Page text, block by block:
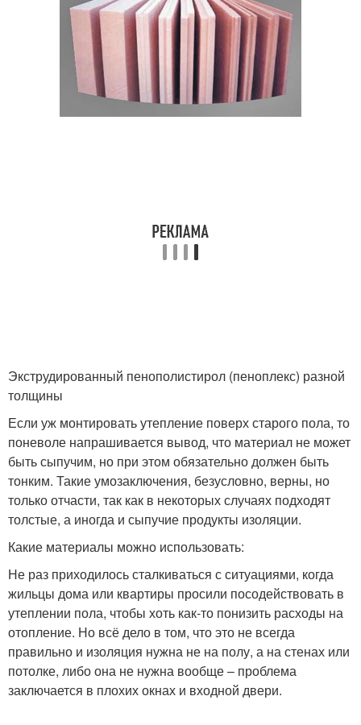
Экструдированный пенополистирол (пеноплекс) разной
толщины
Если уж монтировать утепление поверх старого пола, то
поневоле напрашивается вывод, что материал не может
быть сыпучим, но при этом обязательно должен быть
тонким. Такие умозаключения, безусловно, верны, но
только отчасти, так как в некоторых случаях подходят
толстые, а иногда и сыпучие продукты изоляции.
Какие материалы можно использовать:
Не раз приходилось сталкиваться с ситуациями, когда
жильцы дома или квартиры просили посодействовать в
утеплении пола, чтобы хоть как-то понизить расходы на
отопление. Но всё дело в том, что это не всегда
правильно и изоляция нужна не на полу, а на стенах или
потолке, либо она не нужна вообще – проблема
заключается в плохих окнах и входной двери.